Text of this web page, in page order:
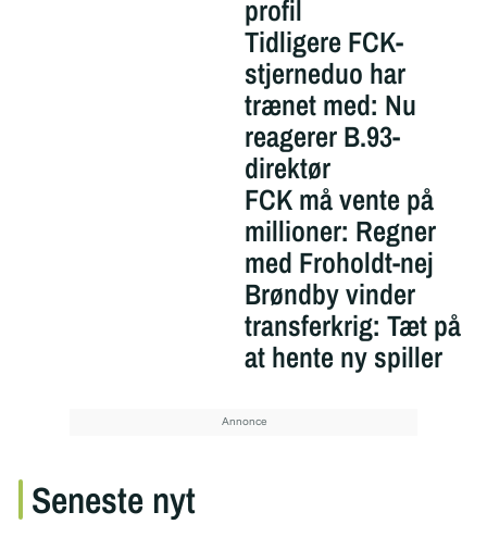
profil
Tidligere FCK-
stjerneduo har
trænet med: Nu
reagerer B.93-
direktør
FCK må vente på
millioner: Regner
med Froholdt-nej
Brøndby vinder
transferkrig: Tæt på
at hente ny spiller
Seneste nyt